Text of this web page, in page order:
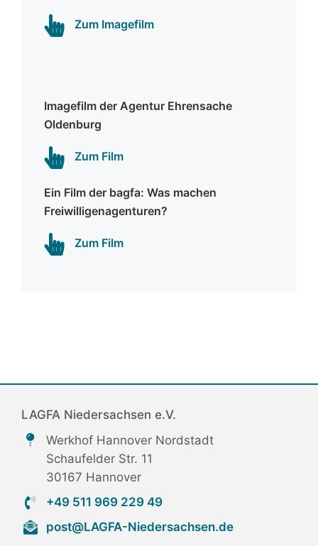
Zum Imagefilm
Imagefilm der Agentur Ehrensache
Oldenburg
Zum Film
Ein Film der bagfa: Was machen
Freiwilligenagenturen?
Zum Film
LAGFA Niedersachsen e.V.
Werkhof Hannover Nordstadt
Schaufelder Str. 11
30167 Hannover
+49 511 969 229 49
post@LAGFA-Niedersachsen.de